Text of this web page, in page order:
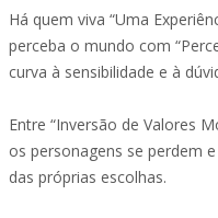
Há quem viva “Uma
perceba o mundo com
curva à sensibilidade e à
Entre “Inversão de Valores
os personagens se perdem
das próprias escolhas.